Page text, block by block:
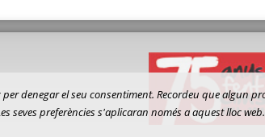
denegar el seu consentiment. Recordeu que algun
seves preferències s'aplicaran només a aquest lloc